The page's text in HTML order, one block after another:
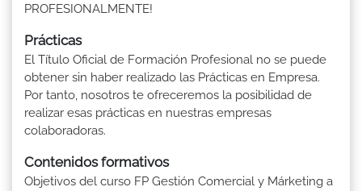
PROFESIONALMENTE!
Prácticas
El Título Oficial de Formación Profesional no se puede
obtener sin haber realizado las Prácticas en Empresa.
Por tanto, nosotros te ofreceremos la posibilidad de
realizar esas prácticas en nuestras empresas
colaboradoras.
Contenidos formativos
Objetivos del curso FP Gestión Comercial y Márketing a